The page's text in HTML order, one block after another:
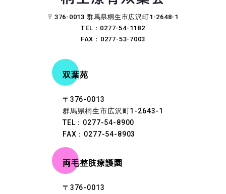
〒376-0013 群馬県桐生市広沢町1-2648-1
TEL：0277-54-1182
FAX：0277-53-7003
双葉苑
〒376-0013
群馬県桐生市広沢町1-2643-1
TEL：0277-54-8900
FAX：0277-54-8903
両毛整肢療護園
〒376-0013